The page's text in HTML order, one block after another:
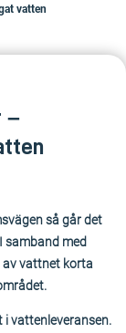
vatten
–
så går det
samband med
vattnet korta
i vattenleveransen.